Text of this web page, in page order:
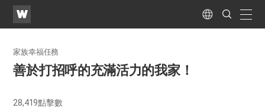
WATV
Language
Search
Submit
家族幸福任務
善於打招呼的充滿活力的我家！
28,419點擊數